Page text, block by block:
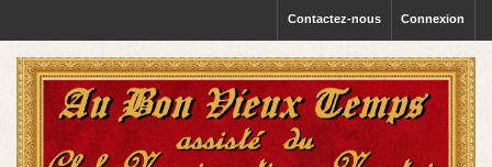
Connexion
Contactez-nous